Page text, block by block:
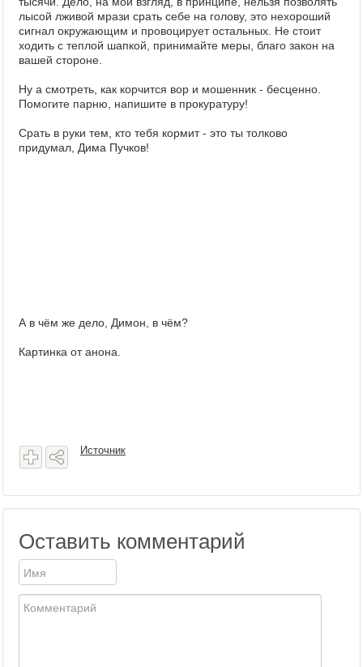
лысой лживой мрази срать себе на голову, это нехороший
сигнал окружающим и провоцирует остальных. Не стоит
ходить с теплой шапкой, принимайте меры, благо закон на
вашей стороне.
Ну а смотреть, как корчится вор и мошенник - бесценно.
Помогите парню, напишите в прокуратуру!
Срать в руки тем, кто тебя кормит - это ты толково
придумал, Дима Пучков!
А в чём же дело, Димон, в чём?
Картинка от анона.
Источник
Оставить комментарий